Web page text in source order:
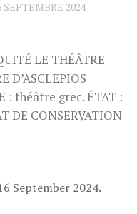
SEPTEMBRE 2024
LE THÉÂTRE
D’ASCLEPIOS
: théâtre grec. ÉTAT :
DE CONSERVATION
September 2024.